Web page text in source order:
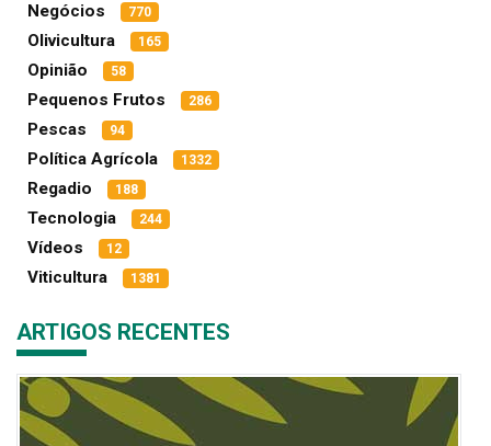
Negócios 770
Olivicultura 165
Opinião 58
Pequenos Frutos 286
Pescas 94
Política Agrícola 1332
Regadio 188
Tecnologia 244
Vídeos 12
Viticultura 1381
ARTIGOS RECENTES